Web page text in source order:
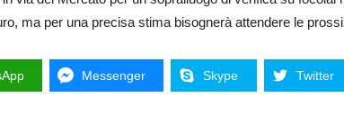
ma per una precisa stima bisognerà attendere le
Messenger Skype Twitter